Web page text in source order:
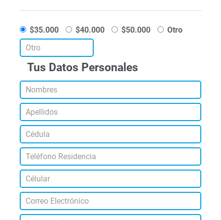
$35.000 $40.000 $50.000 Otro
Tus Datos Personales